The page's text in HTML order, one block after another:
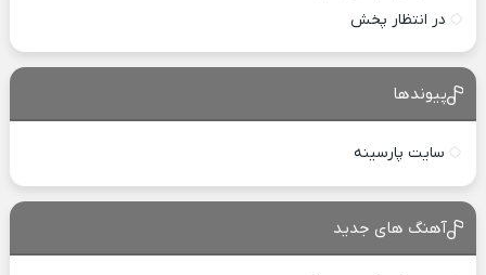
در انتظار پخش
پیوندها
سایت پارسینه
آهنگ های جدید